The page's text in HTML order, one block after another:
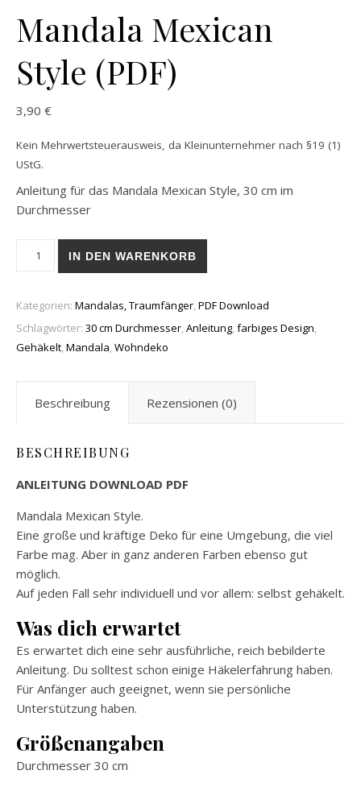
Mandala Mexican
Style (PDF)
3,90 €
Kein Mehrwertsteuerausweis, da Kleinunternehmer nach §19 (1)
UStG.
Anleitung für das Mandala Mexican Style, 30 cm im
Durchmesser
Mandala Mexican Style (PDF) Menge
IN DEN WARENKORB
Kategorien: Mandalas, Traumfänger,PDF Download
Schlagwörter: 30 cm Durchmesser,Anleitung,farbiges Design,
Gehäkelt,Mandala,Wohndeko
Beschreibung Rezensionen (0)
BESCHREIBUNG
ANLEITUNG DOWNLOAD PDF
Mandala Mexican Style.
Eine große und kräftige Deko für eine Umgebung, die viel
Farbe mag. Aber in ganz anderen Farben ebenso gut
möglich.
Auf jeden Fall sehr individuell und vor allem: selbst gehäkelt.
Was dich erwartet
Es erwartet dich eine sehr ausführliche, reich bebilderte
Anleitung. Du solltest schon einige Häkelerfahrung haben.
Für Anfänger auch geeignet, wenn sie persönliche
Unterstützung haben.
Größenangaben
Durchmesser 30 cm